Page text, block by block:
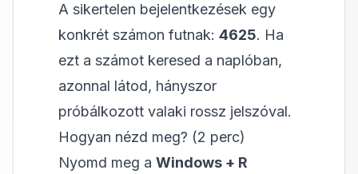
A sikertelen bejelentkezések egy
konkrét számon futnak: 4625. Ha
ezt a számot keresed a naplóban,
azonnal látod, hányszor
próbálkozott valaki rossz jelszóval.
Hogyan nézd meg? (2 perc)
Nyomd meg a Windows + R